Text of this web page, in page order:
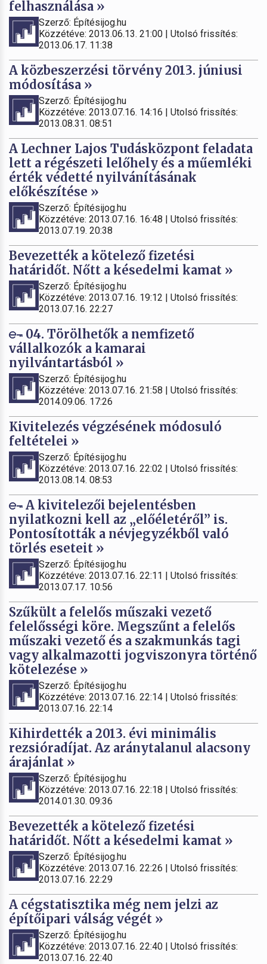
felhasználása »
Szerző: Építésijog.hu
Közzétéve: 2013.06.13. 21:00 | Utolsó frissítés:
2013.06.17. 11:38
A közbeszerzési törvény 2013. júniusi
módosítása »
Szerző: Építésijog.hu
Közzétéve: 2013.07.16. 14:16 | Utolsó frissítés:
2013.08.31. 08:51
A Lechner Lajos Tudásközpont feladata
lett a régészeti lelőhely és a műemléki
érték védetté nyilvánításának
előkészítése »
Szerző: Építésijog.hu
Közzétéve: 2013.07.16. 16:48 | Utolsó frissítés:
2013.07.19. 20:38
Bevezették a kötelező fizetési
határidőt. Nőtt a késedelmi kamat »
Szerző: Építésijog.hu
Közzétéve: 2013.07.16. 19:12 | Utolsó frissítés:
2013.07.16. 22:27
04. Törölhetők a nemfizető
vállalkozók a kamarai
nyilvántartásból »
Szerző: Építésijog.hu
Közzétéve: 2013.07.16. 21:58 | Utolsó frissítés:
2014.09.06. 17:26
Kivitelezés végzésének módosuló
feltételei »
Szerző: Építésijog.hu
Közzétéve: 2013.07.16. 22:02 | Utolsó frissítés:
2013.08.14. 08:53
A kivitelezői bejelentésben
nyilatkozni kell az „előéletéről” is.
Pontosították a névjegyzékből való
törlés eseteit »
Szerző: Építésijog.hu
Közzétéve: 2013.07.16. 22:11 | Utolsó frissítés:
2013.07.17. 10:56
Szűkült a felelős műszaki vezető
felelősségi köre. Megszűnt a felelős
műszaki vezető és a szakmunkás tagi
vagy alkalmazotti jogviszonyra történő
kötelezése »
Szerző: Építésijog.hu
Közzétéve: 2013.07.16. 22:14 | Utolsó frissítés:
2013.07.16. 22:14
Kihirdették a 2013. évi minimális
rezsióradíjat. Az aránytalanul alacsony
árajánlat »
Szerző: Építésijog.hu
Közzétéve: 2013.07.16. 22:18 | Utolsó frissítés:
2014.01.30. 09:36
Bevezették a kötelező fizetési
határidőt. Nőtt a késedelmi kamat »
Szerző: Építésijog.hu
Közzétéve: 2013.07.16. 22:26 | Utolsó frissítés:
2013.07.16. 22:29
A cégstatisztika még nem jelzi az
építőipari válság végét »
Szerző: Építésijog.hu
Közzétéve: 2013.07.16. 22:40 | Utolsó frissítés:
2013.07.16. 22:40